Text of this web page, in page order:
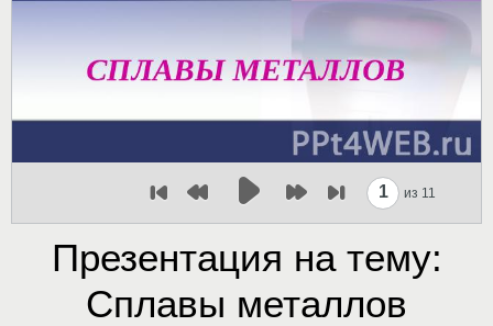
1 из 11
Презентация на тему:
Сплавы металлов